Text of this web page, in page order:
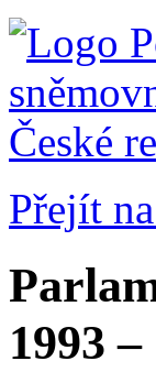
Přejít
1993 –